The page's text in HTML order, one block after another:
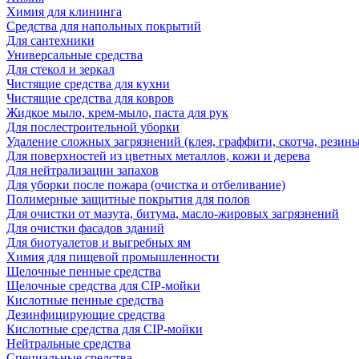
Химия для клининга
Средства для напольных покрытий
Для сантехники
Универсальные средства
Для стекол и зеркал
Чистящие средства для кухни
Чистящие средства для ковров
Жидкое мыло, крем-мыло, паста для рук
Для послестроительной уборки
Удаление сложных загрязнений (клея, граффити, скотча,
Для поверхностей из цветных металлов, кожи и дерева
Для нейтрализации запахов
Для уборки после пожара (очистка и отбеливание)
Полимерные защитные покрытия для полов
Для очистки от мазута, битума, масло-жировых загрязнений
Для очистки фасадов зданий
Для биотуалетов и выгребных ям
Химия для пищевой промышленности
Щелочные пенные средства
Щелочные средства для CIP-мойки
Кислотные пенные средства
Дезинфицирующие средства
Кислотные средства для CIP-мойки
Нейтральные средства